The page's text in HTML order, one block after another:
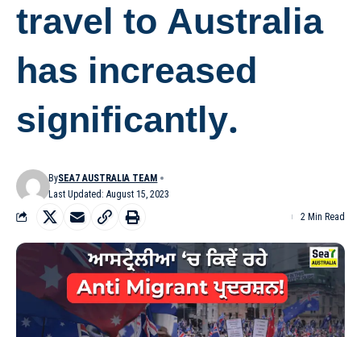
travel to Australia
has increased
significantly.
Last Updated: August 15, 2023
BySEA7 AUSTRALIA TEAM
2 Min Read